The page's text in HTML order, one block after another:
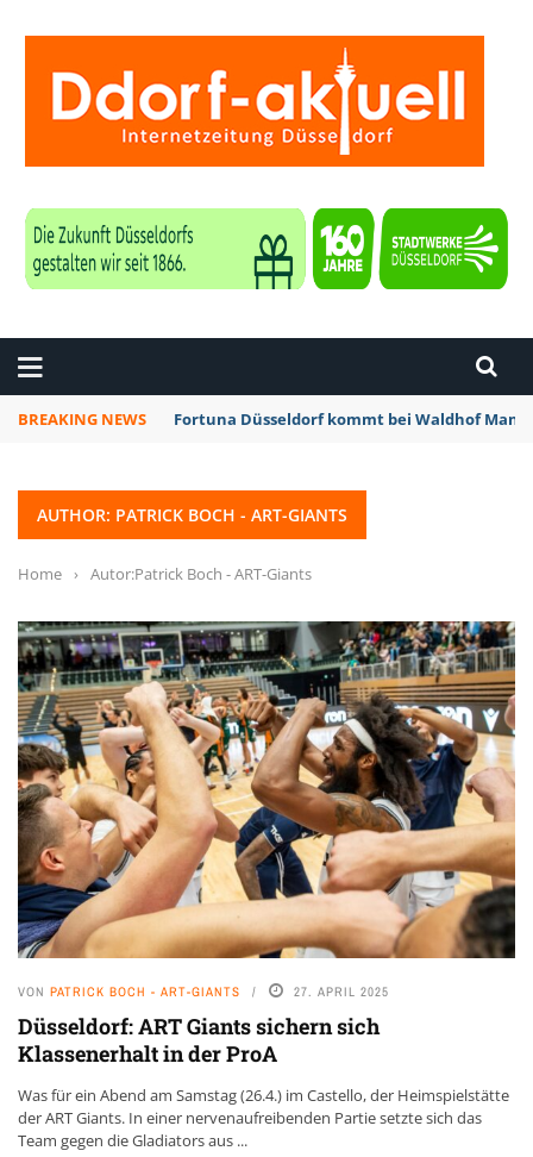
BREAKING NEWS Fortuna Düsseldorf kommt bei Waldhof
AUTHOR: PATRICK BOCH - ART-GIANTS
Home › Autor:Patrick Boch - ART-Giants
VON PATRICK BOCH - ART-GIANTS 27. APRIL 2025
Düsseldorf: ART Giants sichern sich
Klassenerhalt in der ProA
Was für ein Abend am Samstag (26.4.) im Castello, der Heimspielstätte
der ART Giants. In einer nervenaufreibenden Partie setzte sich das
Team gegen die Gladiators aus ...